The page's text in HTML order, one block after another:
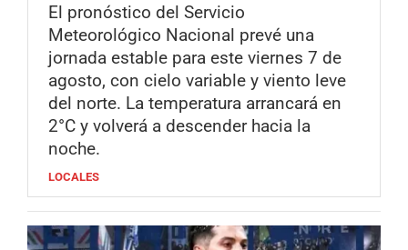
El pronóstico del Servicio
Meteorológico Nacional prevé una
jornada estable para este viernes 7 de
agosto, con cielo variable y viento leve
del norte. La temperatura arrancará en
2°C y volverá a descender hacia la
noche.
LOCALES